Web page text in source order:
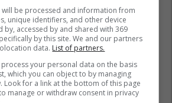
be processed and information from
unique identifiers, and other device
by, accessed by and shared with 369
by this site. We and our partners
data. List of partners.
your personal data on the basis
which you can object to by managing
Look for a link at the bottom of this page
manage or withdraw consent in privacy